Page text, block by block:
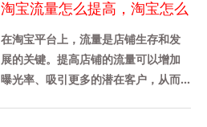
淘宝流量怎么提高，淘宝怎么
提高搜索流量
在淘宝平台上，流量是店铺生存和发
展的关键。提高店铺的流量可以增加
曝光率、吸引更多的潜在客户，从而